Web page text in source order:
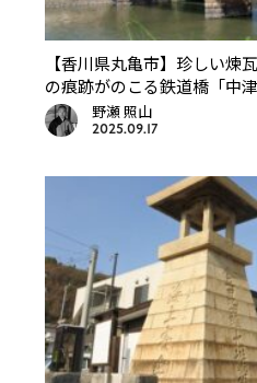
【香川県丸亀市】珍しい煉
の痕跡がのこる鉄道橋「中
野瀬 照山
2025.09.17